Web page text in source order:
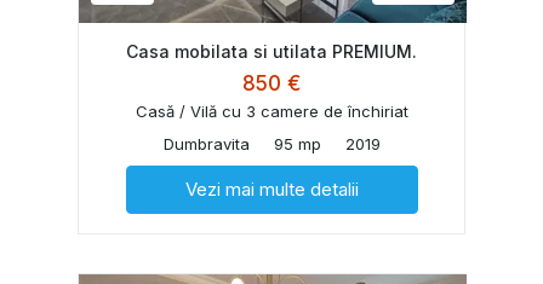
Casa mobilata si utilata PREMIUM.
850 €
Casă / Vilă cu 3 camere de închiriat
Dumbravita
95 mp 2019
Vezi mai multe detalii